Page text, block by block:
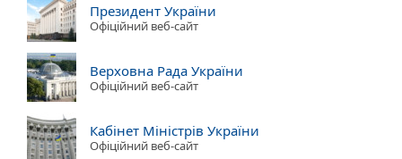
Президент України
Офіційний веб-сайт
Верховна Рада України
Офіційний веб-сайт
Кабінет Міністрів України
Офіційний веб-сайт